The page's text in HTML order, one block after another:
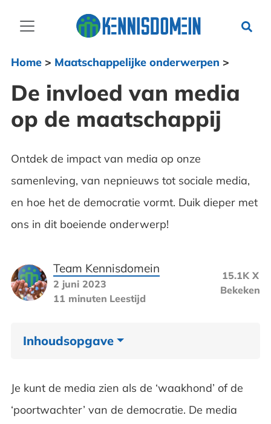
Home> Maatschappelijke onderwerpen >
De invloed van media
op de maatschappij
Ontdek de impact van media op onze
samenleving, van nepnieuws tot sociale media,
en hoe het de democratie vormt. Duik dieper met
ons in dit boeiende onderwerp!
Team Kennisdomein
2 juni 2023
11 minuten Leestijd
15.1K X
Bekeken
Inhoudsopgave
Fake news
Je kunt de media zien als de ‘waakhond’ of de
‘poortwachter’ van de democratie. De media